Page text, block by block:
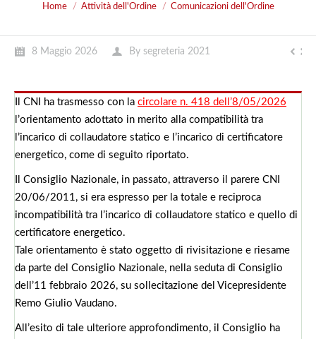
You are here:
Home Attività dell'Ordine Comunicazioni dell'Ordine
8 Maggio 2026 By segreteria 2021
Il CNI ha trasmesso con la circolare n. 418 dell’8/05/2026
l’orientamento adottato in merito alla compatibilità tra
l’incarico di collaudatore statico e l’incarico di certificatore
energetico, come di seguito riportato.
Il Consiglio Nazionale, in passato, attraverso il parere CNI
20/06/2011, si era espresso per la totale e reciproca
incompatibilità tra l’incarico di collaudatore statico e quello di
certificatore energetico.
Tale orientamento è stato oggetto di rivisitazione e riesame
da parte del Consiglio Nazionale, nella seduta di Consiglio
dell’11 febbraio 2026, su sollecitazione del Vicepresidente
Remo Giulio Vaudano.
All’esito di tale ulteriore approfondimento, il Consiglio ha